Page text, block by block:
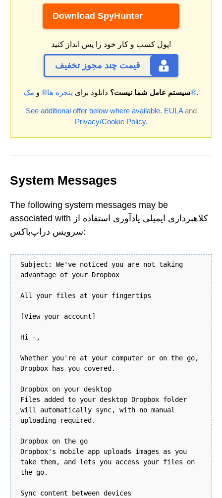
Download SpyHunter
پول کسب و کار خود را پس انداز کنید!
قیمت چند مجوز تخفیف
سیستم عامل شما نیست؟ دانلود برای پنجره ها® و مک®.
See additional offer below where available. EULAand
Privacy/Cookie Policy.
System Messages
The following system messages may be
associated with کلاهبرداری ایمیلی یادآوری استفاده از
سرویس دراپ‌باکس:
Subject: We've noticed you are not taking
advantage of your Dropbox
All your files at your fingertips
[View your account]
Hi -,
Whether you're at your computer or on the go,
Dropbox has you covered.
Dropbox on your desktop
Files added to your desktop Dropbox folder
will automatically sync, with no manual
uploading required.
Dropbox on the go
Dropbox's mobile app uploads images as you
take them, and lets you access your files on
the go.
Sync content between devices